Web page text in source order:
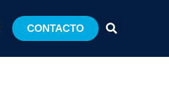
CONTACTO